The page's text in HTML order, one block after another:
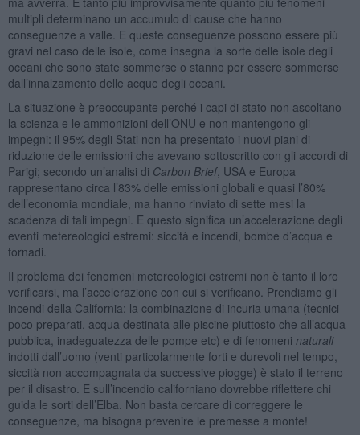
multipli determinano un accumulo di cause che hanno
conseguenze a valle. E queste conseguenze possono essere più
gravi nel caso delle isole, come insegna la sorte delle isole degli
oceani che sono state sommerse o stanno per essere sommerse
dall’innalzamento delle acque degli oceani.
La situazione è preoccupante perché i capi di stato non ascoltano
la scienza e le ammonizioni dell’ONU e non mantengono gli
impegni: il 95% degli Stati non ha presentato i nuovi piani di
riduzione delle emissioni che avevano sottoscritto con gli accordi di
Parigi; secondo un’analisi di Carbon Brief, USA e Europa
rappresentano circa l’83% delle emissioni globali e quasi l’80%
dell’economia mondiale, ma hanno rinviato di sette mesi la
scadenza di tali impegni. E questo significa un’accelerazione degli
eventi metereologici estremi: siccità e incendi, bombe d’acqua e
tornadi.
Il problema dei fenomeni metereologici estremi non è tanto il loro
verificarsi, ma l’accelerazione con cui si verificano. Prendiamo gli
incendi della California: la combinazione di incuria umana (tecnici
poco preparati, acqua destinata alle piscine piuttosto che all’acqua
pubblica, inadeguatezza delle pompe etc) e di fenomeni naturali
indotti dall’uomo (venti particolarmente forti e durevoli nel tempo,
siccità non accompagnata da successive piogge) è stato il terreno
per il disastro. E sull’incendio californiano dovrebbe riflettere chi
guida le sorti dell’Elba. Non basta cercare di correggere le
conseguenze, ma bisogna prevenire le premesse a monte!